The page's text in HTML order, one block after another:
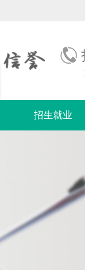
招生就业